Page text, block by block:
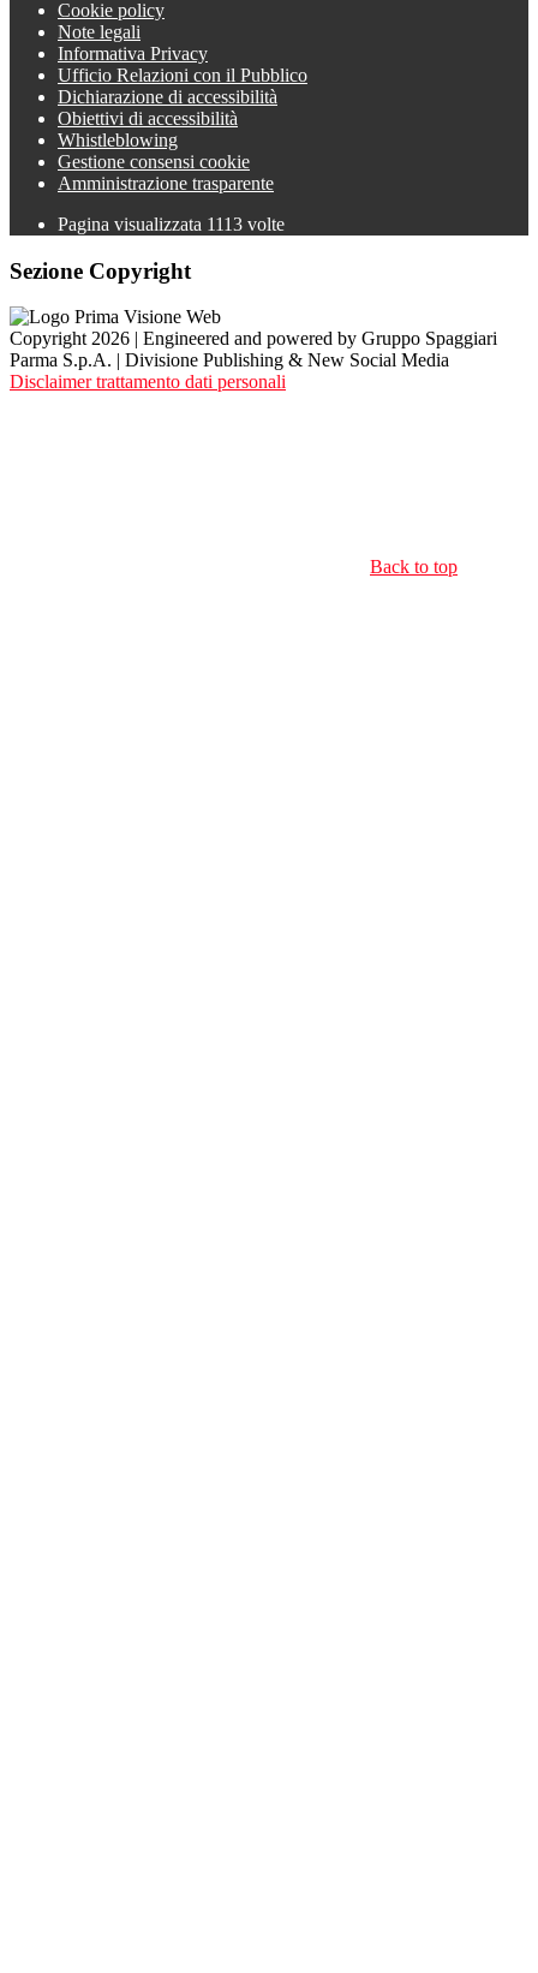
Cookie policy
Note legali
Informativa Privacy
Ufficio Relazioni con il Pubblico
Dichiarazione di accessibilità
Obiettivi di accessibilità
Whistleblowing
Gestione consensi cookie
Amministrazione trasparente
Pagina visualizzata 1113 volte
Sezione Copyright
Copyright 2026 | Engineered and powered by Gruppo Spaggiari
Parma S.p.A. | Divisione Publishing & New Social Media
Disclaimer trattamento dati personali
Back to top